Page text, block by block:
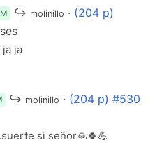
↪ molinillo · (204 p)
ja
↪ molinillo · (204 p) #530
si señor🙏🍀💪